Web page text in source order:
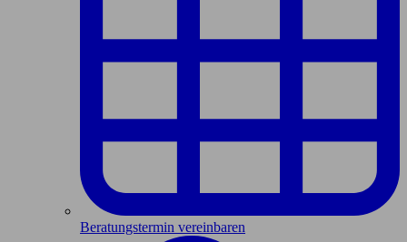
Beratungstermin vereinbaren